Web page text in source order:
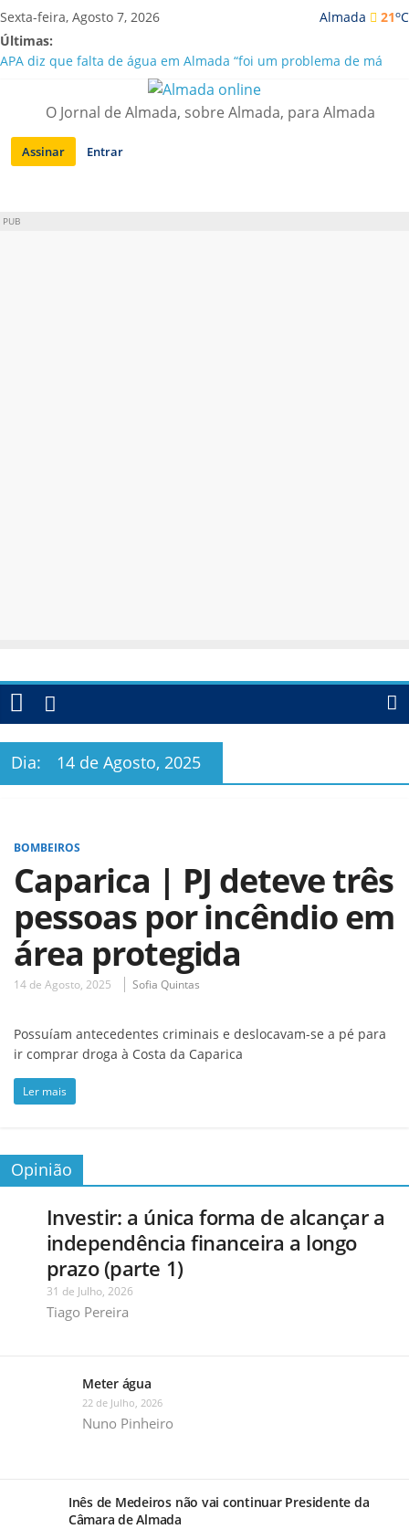
Saltar
para
conteúdo
Almada 21oC
Sexta-feira, Agosto 7, 2026
Últimas:
APA diz que falta de água em Almada “foi um problema de má
Laranjeiro | Cultura pop asiática invade a Casa Amarela
Ponte 25 de Abril celebra 60 anos com programa cultural entre
Lisboa e Almada
Situação de alerta em Almada renovada até final de Agosto
O Jornal de Almada, sobre Almada, para Almada
Assinar Entrar
PUB
Dia: 14 de Agosto, 2025
BOMBEIROS
Caparica | PJ deteve três
pessoas por incêndio em
área protegida
14 de Agosto, 2025 Sofia Quintas
Possuíam antecedentes criminais e deslocavam-se a pé para
ir comprar droga à Costa da Caparica
Ler mais
Opinião
Investir: a única forma de alcançar a
independência financeira a longo
prazo (parte 1)
31 de Julho, 2026
Tiago Pereira
Meter água
22 de Julho, 2026
Nuno Pinheiro
Inês de Medeiros não vai continuar Presidente da
Câmara de Almada